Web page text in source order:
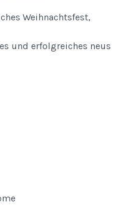
Weihnachtsfest,
und erfolgreiches neus